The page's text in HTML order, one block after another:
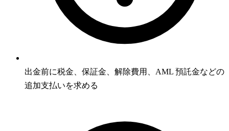
出金前に税金、保証金、解除費用、AML 預託金などの
追加支払いを求める